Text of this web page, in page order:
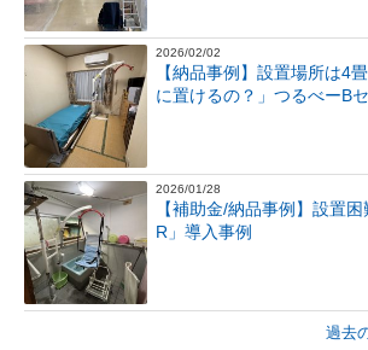
2026/02/02
【納品事例】設置場所は4
に置けるの？」つるべーB
2026/01/28
【補助金/納品事例】設置
R」導入事例
過去